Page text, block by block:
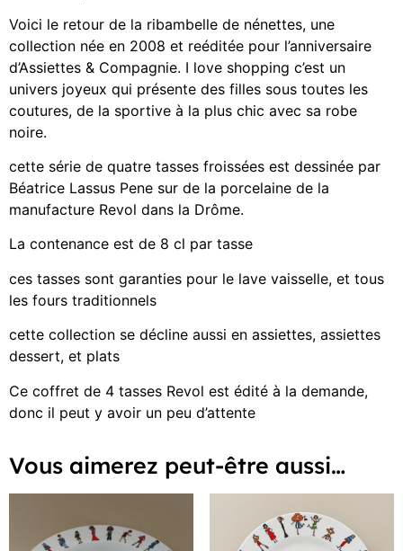
Voici le retour de la ribambelle de nénettes, une
collection née en 2008 et reéditée pour l’anniversaire
d’Assiettes & Compagnie. I love shopping c’est un
univers joyeux qui présente des filles sous toutes les
coutures, de la sportive à la plus chic avec sa robe
noire.
cette série de quatre tasses froissées est dessinée par
Béatrice Lassus Pene sur de la porcelaine de la
manufacture Revol dans la Drôme.
La contenance est de 8 cl par tasse
ces tasses sont garanties pour le lave vaisselle, et tous
les fours traditionnels
cette collection se décline aussi en assiettes, assiettes
dessert, et plats
Ce coffret de 4 tasses Revol est édité à la demande,
donc il peut y avoir un peu d’attente
Vous aimerez peut-être aussi…